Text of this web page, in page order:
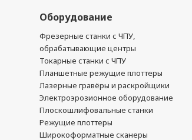
Оборудование
Фрезерные станки с ЧПУ,
обрабатывающие центры
Токарные станки с ЧПУ
Планшетные режущие плоттеры
Лазерные гравёры и раскройщики
Электроэрозионное оборудование
Плоскошлифовальные станки
Режущие плоттеры
Широкоформатные сканеры